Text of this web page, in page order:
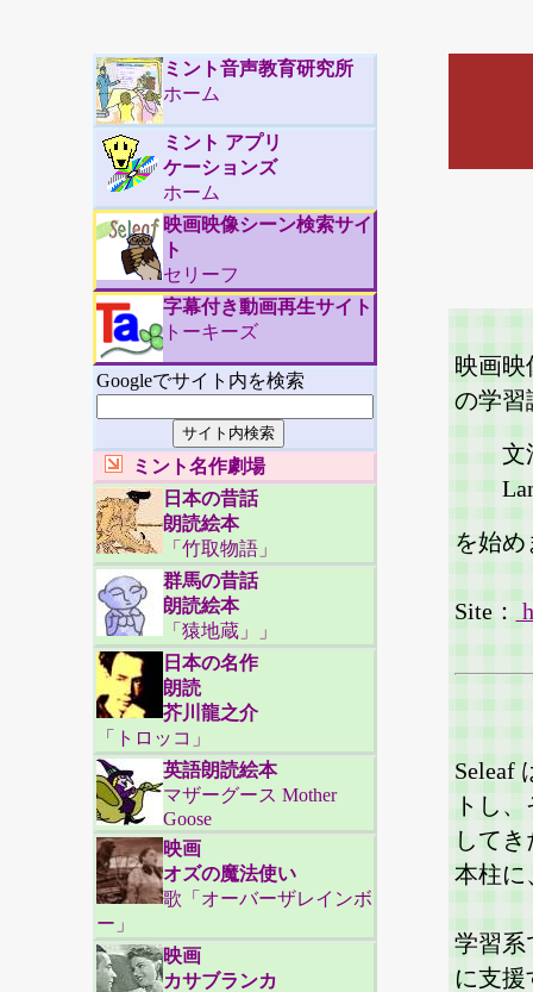
ミント音声教育研究所
ホーム
ミント アプリ
ケーションズ
ホーム
映画映像シーン検索サイ
ト
セリーフ
字幕付き動画再生サイト
トーキーズ
Googleでサイト内を検索
ミント名作劇場
日本の昔話
朗読絵本
「竹取物語」
群馬の昔話
朗読絵本
「猿地蔵」」
日本の名作
朗読
芥川龍之介
「トロッコ」
英語朗読絵本
マザーグース Mother
Goose
映画
オズの魔法使い
歌「オーバーザレインボ
ー」
映画
カサブランカ
映画映
の学習
文
を始め
Site：
Seleaf
トし
して
本柱に
学習系
に支